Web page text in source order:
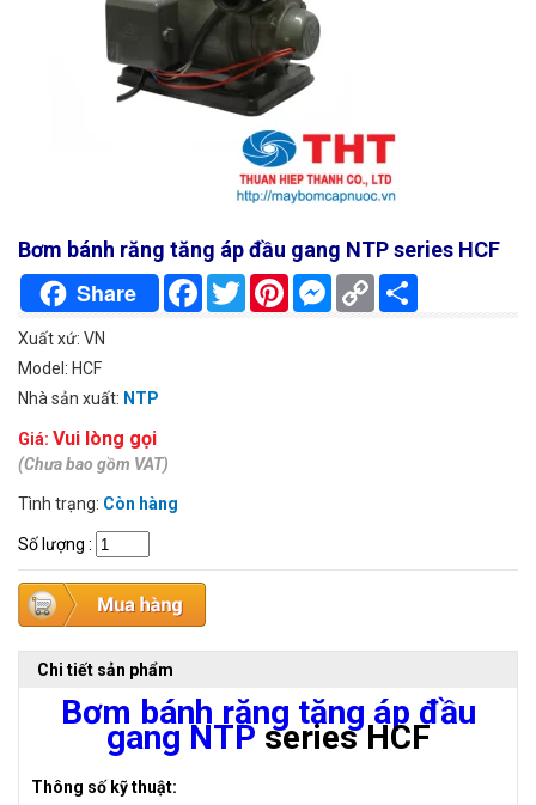
Bơm bánh răng tăng áp đầu gang NTP series HCF
Share FacebookTwitterPinterestMessenger
Copy
Link
Xuất xứ: VN
Model: HCF
Nhà sản xuất: NTP
Giá: Vui lòng gọi
(Chưa bao gồm VAT)
Tình trạng: Còn hàng
Số lượng :
Chi tiết sản phẩm
Bơm bánh răng tăng áp đầu
gang NTP series HCF
Thông số kỹ thuật: